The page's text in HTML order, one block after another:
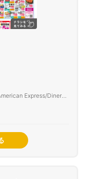
Express/Diners